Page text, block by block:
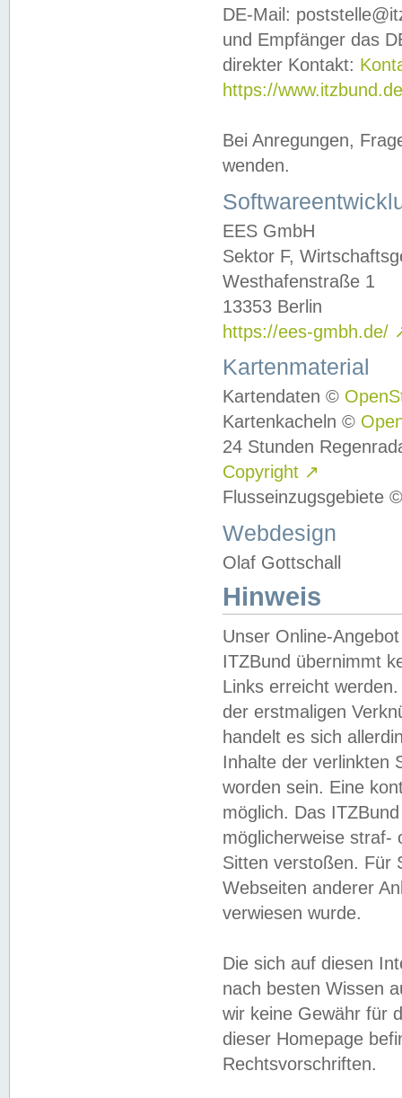
DE-Mail:
und Empfänger das
direkter Kontakt:
https://
Bei Anregungen,
wenden.
EES GmbH
Sektor F,
Westhafenstraße 1
13353 Berlin
https://ees-gmbh.de/
Kartenmaterial
Kartendaten ©
Kartenkacheln ©
24 Stunden
Copyright ↗
Flusseinzugsgebiete
Webdesign
Olaf Gottschall
Hinweis
Unser Online-
ITZBund übernimmt
Links erreicht
der erstmaligen
handelt es sich
Inhalte der verlinkten
worden sein. Eine
möglich. Das
möglicherweise straf-
Sitten verstoßen. Für
Webseiten anderer
verwiesen wurde.
Die sich auf diesen
nach besten Wissen
wir keine Gewähr für
dieser Homepage
Rechtsvorschriften.